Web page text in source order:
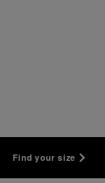
Find your size